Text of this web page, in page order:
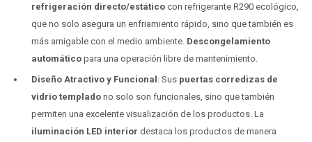
refrigeración directo/estático con refrigerante R290 ecológico,
que no solo asegura un enfriamiento rápido, sino que también es
más amigable con el medio ambiente. Descongelamiento
automático para una operación libre de mantenimiento.
Diseño Atractivo y Funcional: Sus puertas corredizas de
vidrio templado no solo son funcionales, sino que también
permiten una excelente visualización de los productos. La
iluminación LED interior destaca los productos de manera